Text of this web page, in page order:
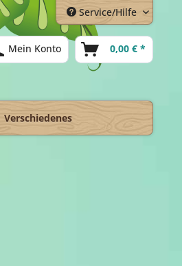
Service/Hilfe
Mein Konto 0,00 € *
Verschiedenes